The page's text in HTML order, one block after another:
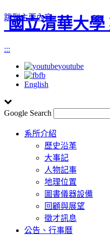
跳到主要內容
國立清華大學
:::
youtube
fb
English
Google Search
Toggle
navigation
系所介紹
歷史沿革
大事記
人物記事
地理位置
圖書儀器設備
回顧與展望
徵才訊息
公告、行事曆